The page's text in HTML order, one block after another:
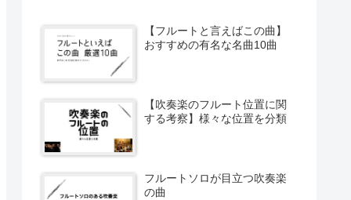
【フルートと言えばこの曲】
おすすめの有名な名曲10曲
【吹奏楽のフルート位置に関
する考察】様々な位置を分類
フルートソロが目立つ吹奏楽
の曲